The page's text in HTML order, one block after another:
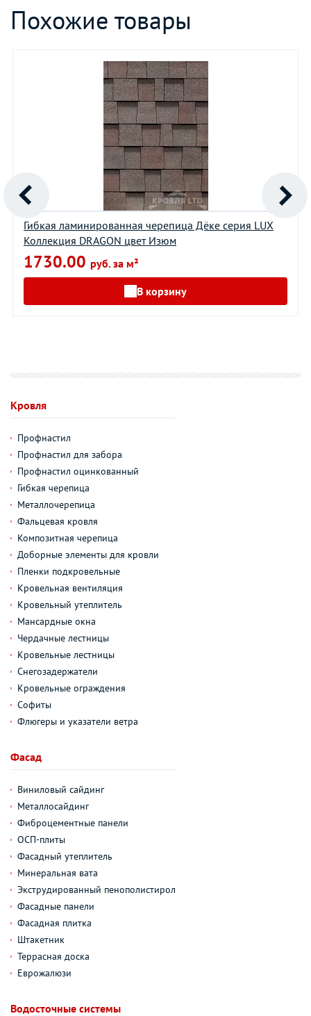
Похожие товары
Гибкая ламинированная черепица Дёке серия LUX
Коллекция DRAGON цвет Изюм
1730.00 руб. за м²
В корзину
Кровля
Профнастил
Профнастил для забора
Профнастил оцинкованный
Гибкая черепица
Металлочерепица
Фальцевая кровля
Композитная черепица
Доборные элементы для кровли
Пленки подкровельные
Кровельная вентиляция
Кровельный утеплитель
Мансардные окна
Чердачные лестницы
Кровельные лестницы
Снегозадержатели
Кровельные ограждения
Софиты
Флюгеры и указатели ветра
Фасад
Виниловый сайдинг
Металлосайдинг
Фиброцементные панели
ОСП-плиты
Фасадный утеплитель
Минеральная вата
Экструдированный пенополистирол
Фасадные панели
Фасадная плитка
Штакетник
Террасная доска
Еврожалюзи
Водосточные системы